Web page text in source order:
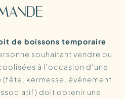
de boissons temporaire
souhaitant vendre ou
à l’occasion d’une
kermesse, événement
doit obtenir une